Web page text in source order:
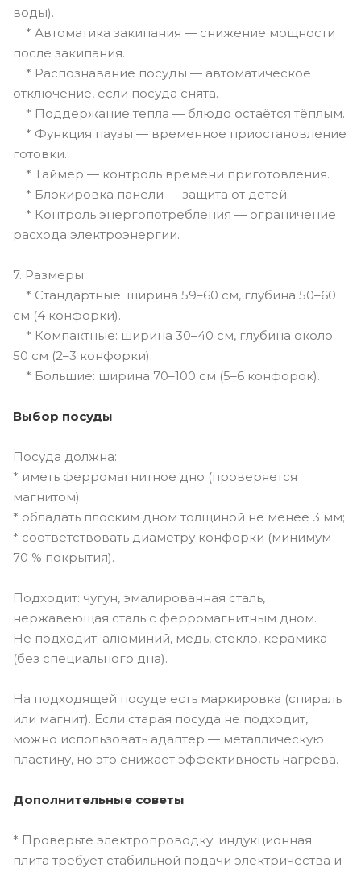
воды).
* Автоматика закипания — снижение мощности
после закипания.
* Распознавание посуды — автоматическое
отключение, если посуда снята.
* Поддержание тепла — блюдо остаётся тёплым.
* Функция паузы — временное приостановление
готовки.
* Таймер — контроль времени приготовления.
* Блокировка панели — защита от детей.
* Контроль энергопотребления — ограничение
расхода электроэнергии.
7. Размеры:
* Стандартные: ширина 59–60 см, глубина 50–60
см (4 конфорки).
* Компактные: ширина 30–40 см, глубина около
50 см (2–3 конфорки).
* Большие: ширина 70–100 см (5–6 конфорок).
Выбор посуды
Посуда должна:
* иметь ферромагнитное дно (проверяется
магнитом);
* обладать плоским дном толщиной не менее 3 мм;
* соответствовать диаметру конфорки (минимум
70 % покрытия).
Подходит: чугун, эмалированная сталь,
нержавеющая сталь с ферромагнитным дном.
Не подходит: алюминий, медь, стекло, керамика
(без специального дна).
На подходящей посуде есть маркировка (спираль
или магнит). Если старая посуда не подходит,
можно использовать адаптер — металлическую
пластину, но это снижает эффективность нагрева.
Дополнительные советы
* Проверьте электропроводку: индукционная
плита требует стабильной подачи электричества и